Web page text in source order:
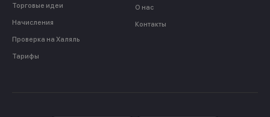
Торговые идеи
Начисления
Проверка на Халяль
Тарифы
О нас
Контакты